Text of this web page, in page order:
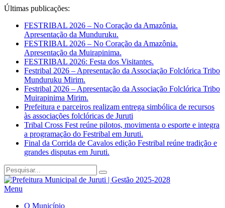
Últimas publicações:
FESTRIBAL 2026 – No Coração da Amazônia.
Apresentação da Munduruku.
FESTRIBAL 2026 – No Coração da Amazônia.
Apresentação da Muirapinima.
FESTRIBAL 2026: Festa dos Visitantes.
Festribal 2026 – Apresentação da Associação Folclórica Tribo
Munduruku Mirim.
Festribal 2026 – Apresentação da Associação Folclórica Tribo
Muirapinima Mirim.
Prefeitura e parceiros realizam entrega simbólica de recursos
às associações folclóricas de Juruti
Tribal Cross Fest reúne pilotos, movimenta o esporte e integra
a programação do Festribal em Juruti.
Final da Corrida de Cavalos edição Festribal reúne tradição e
grandes disputas em Juruti.
Menu
O Município